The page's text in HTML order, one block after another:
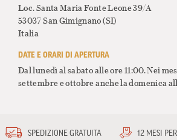
Loc. Santa Maria Fonte Leone 39/A
53037 San Gimignano(SI)
Italia
DATE E ORARI DI APERTURA
Dal lunedì al sabato alle ore 11:00. Nei
settembre e ottobre anche la domenica
SPEDIZIONE GRATUITA 12 MESI